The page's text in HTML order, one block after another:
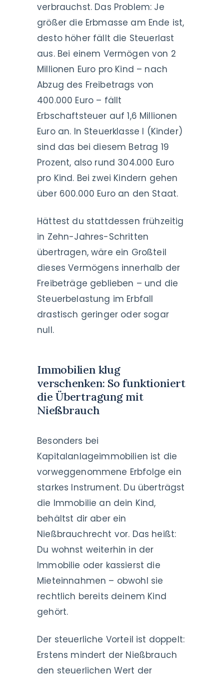
verbrauchst. Das Problem: Je
größer die Erbmasse am Ende ist,
desto höher fällt die Steuerlast
aus. Bei einem Vermögen von 2
Millionen Euro pro Kind – nach
Abzug des Freibetrags von
400.000 Euro – fällt
Erbschaftsteuer auf 1,6 Millionen
Euro an. In Steuerklasse I (Kinder)
sind das bei diesem Betrag 19
Prozent, also rund 304.000 Euro
pro Kind. Bei zwei Kindern gehen
über 600.000 Euro an den Staat.
Hättest du stattdessen frühzeitig
in Zehn-Jahres-Schritten
übertragen, wäre ein Großteil
dieses Vermögens innerhalb der
Freibeträge geblieben – und die
Steuerbelastung im Erbfall
drastisch geringer oder sogar
null.
Immobilien klug
verschenken: So funktioniert
die Übertragung mit
Nießbrauch
Besonders bei
Kapitalanlageimmobilien ist die
vorweggenommene Erbfolge ein
starkes Instrument. Du überträgst
die Immobilie an dein Kind,
behältst dir aber ein
Nießbrauchrecht vor. Das heißt:
Du wohnst weiterhin in der
Immobilie oder kassierst die
Mieteinnahmen – obwohl sie
rechtlich bereits deinem Kind
gehört.
Der steuerliche Vorteil ist doppelt:
Erstens mindert der Nießbrauch
den steuerlichen Wert der